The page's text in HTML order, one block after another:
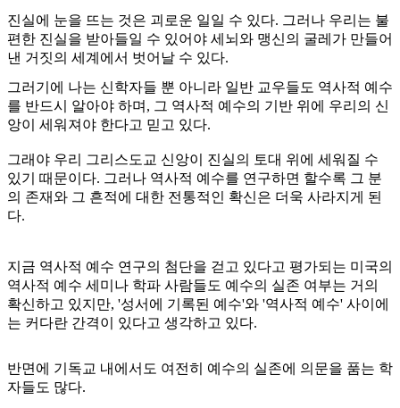
진실에 눈을 뜨는 것은 괴로운 일일 수 있다. 그러나 우리는 불
편한 진실을 받아들일 수 있어야 세뇌와 맹신의 굴레가 만들어
낸 거짓의 세계에서 벗어날 수 있다.
그러기에 나는 신학자들 뿐 아니라 일반 교우들도 역사적 예수
를 반드시 알아야 하며, 그 역사적 예수의 기반 위에 우리의 신
앙이 세워져야 한다고 믿고 있다.
그래야 우리 그리스도교 신앙이 진실의 토대 위에 세워질 수
있기 때문이다. 그러나 역사적 예수를 연구하면 할수록 그 분
의 존재와 그 흔적에 대한 전통적인 확신은 더욱 사라지게 된
다.
지금 역사적 예수 연구의 첨단을 걷고 있다고 평가되는 미국의
역사적 예수 세미나 학파 사람들도 예수의 실존 여부는 거의
확신하고 있지만, '성서에 기록된 예수'와 '역사적 예수' 사이에
는 커다란 간격이 있다고 생각하고 있다.
반면에 기독교 내에서도 여전히 예수의 실존에 의문을 품는 학
자들도 많다.